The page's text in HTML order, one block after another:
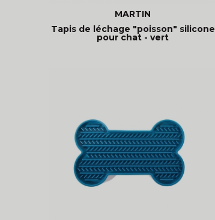
MARTIN
Tapis de léchage "poisson" silicone
pour chat - vert